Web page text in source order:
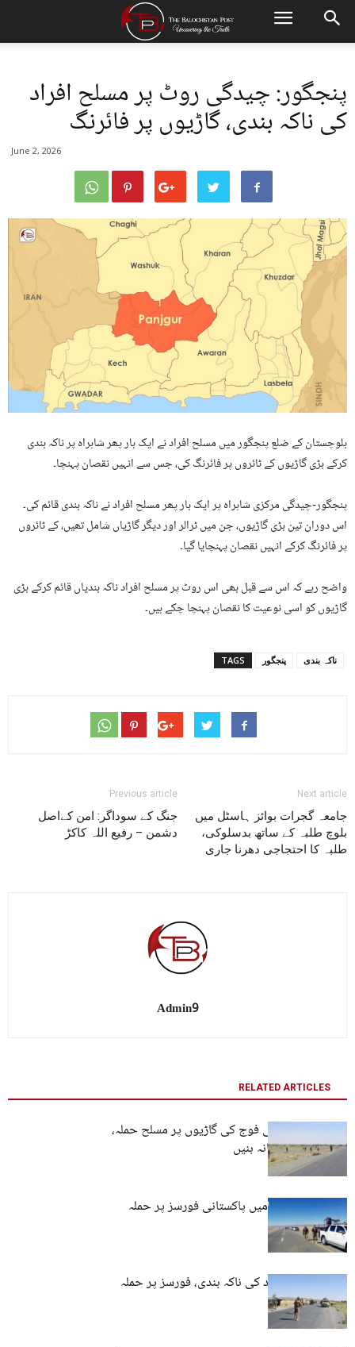
پنجگور: چیدگی روٹ پر مسلح افراد
کی ناکہ بندی، گاڑیوں پر فائرنگ
June 2, 2026
بلوچستان کے ضلع پنجگور میں مسلح افراد نے ایک بار پھر شاہراہ پر ناکہ بندی
کرکے بڑی گاڑیوں کے ٹائروں پر فائرنگ کی، جس سے انہیں نقصان پہنچا۔
پنجگور-چیدگی مرکزی شاہراہ پر ایک بار پھر مسلح افراد نے ناکہ بندی قائم کی۔
اس دوران تین بڑی گاڑیوں، جن میں ٹرالر اور دیگر گاڑیاں شامل تھیں، کے ٹائروں
پر فائرنگ کرکے انہیں نقصان پہنچایا گیا۔
واضح رہے کہ اس سے قبل بھی اس روٹ پر مسلح افراد ناکہ بندیاں قائم کرکے بڑی
گاڑیوں کو اسی نوعیت کا نقصان پہنچا چکے ہیں۔
TAGS پنجگور ناکہ بندی
Previous article
جنگ کے سوداگر: امن کےاصل
دشمن – رفیع اللہ کاکڑ
Next article
جامعہ گجرات بوائز ہاسٹل میں
بلوچ طلبہ کے ساتھ بدسلوکی،
طلبہ کا احتجاجی دھرنا جاری
Admin9
RELATED ARTICLES
پنجگور: پاکستانی فوج کی گاڑیوں پر مسلح حملہ،
بکتر بند بھی نشانہ بنیں
پنجگور: چیدگی میں پاکستانی فورسز پر حملہ
تربت: مسلح افراد کی ناکہ بندی، فورسز پر حملہ